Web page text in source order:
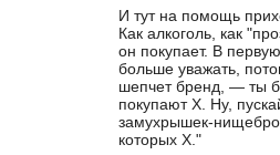
И тут на помощь
Как алкоголь, как
он покупает. В
больше уважать,
шепчет бренд, — ты
покупают Х. Ну,
замухрышек-
которых Х."